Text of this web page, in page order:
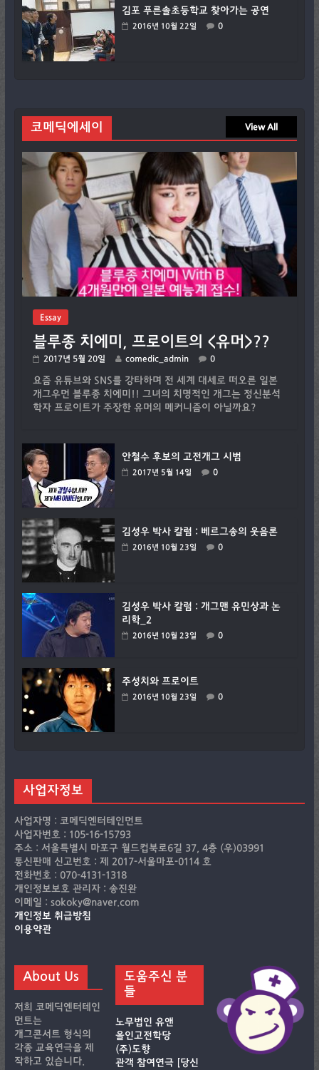
김포 푸른솔초등학교 찾아가는 공연
2016년 10월 22일 0
코메딕에세이 View All
Essay
블루종 치에미, 프로이트의 <유머>??
2017년 5월 20일 comedic_admin 0
요즘 유튜브와 SNS를 강타하며 전 세계 대세로 떠오른 일본
개그우먼 블루종 치에미!! 그녀의 치명적인 개그는 정신분석
학자 프로이트가 주장한 유머의 메커니즘이 아닐까요?
안철수 후보의 고전개그 시범
2017년 5월 14일 0
김성우 박사 칼럼 : 베르그송의 웃음론
2016년 10월 23일 0
김성우 박사 칼럼 : 개그맨 유민상과 논
리학_2
2016년 10월 23일 0
주성치와 프로이트
2016년 10월 23일 0
사업자정보
사업자명 : 코메딕엔터테인먼트
사업자번호 : 105-16-15793
주소 : 서울특별시 마포구 월드컵북로6길 37, 4층 (우)03991
통신판매 신고번호 : 제 2017-서울마포-0114 호
전화번호 : 070-4131-1318
개인정보보호 관리자 : 송진완
이메일 : sokoky@naver.com
개인정보 취급방침
이용약관
About Us
저희 코메딕엔터테인
먼트는
개그콘서트 형식의
각종 교육연극을 제
작하고 있습니다.
도움주신 분
들
노무법인 유앤
올인고전학당
(주)도향
관객 참여연극 [당신